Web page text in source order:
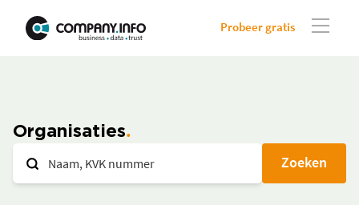
Probeer gratis
Organisaties
Zoeken